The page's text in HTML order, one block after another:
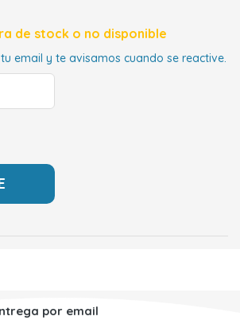
de stock o no disponible
email y te avisamos cuando se reactive.
por email